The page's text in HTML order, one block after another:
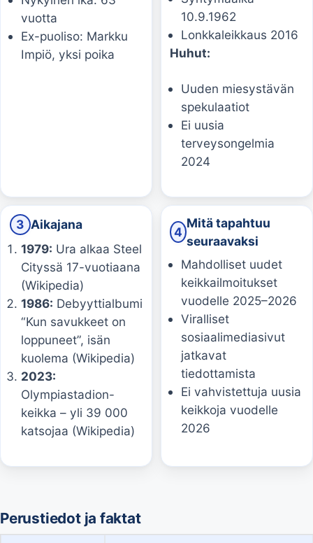
vuotta
Ex-puoliso: Markku
Impiö, yksi poika
10.9.1962
Lonkkaleikkaus 2016
Huhut:
Uuden miesystävän
spekulaatiot
Ei uusia
terveysongelmia
2024
3 Aikajana
1979: Ura alkaa Steel
Cityssä 17-vuotiaana
(Wikipedia)
1986: Debyyttialbumi
“Kun savukkeet on
loppuneet”, isän
kuolema (Wikipedia)
2023:
Olympiastadion-
keikka – yli 39 000
katsojaa (Wikipedia)
4
Mitä tapahtuu
seuraavaksi
Mahdolliset uudet
keikkailmoitukset
vuodelle 2025–2026
Viralliset
sosiaalimediasivut
jatkavat
tiedottamista
Ei vahvistettuja uusia
keikkoja vuodelle
2026
Perustiedot ja faktat